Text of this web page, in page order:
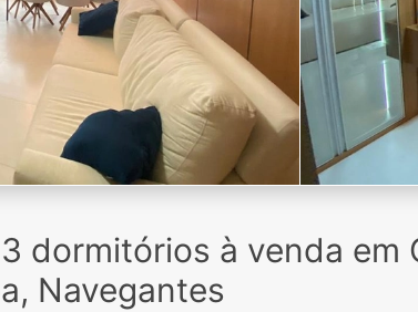
dormitórios à venda em
Navegantes